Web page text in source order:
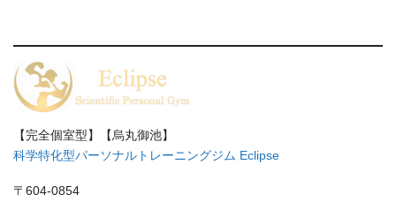
【完全個室型】【烏丸御池】
科学特化型パーソナルトレーニングジム Eclipse
〒604-0854